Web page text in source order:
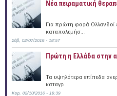
Νέα πειραματική
Για πρώτη φορά Ολλανδοί
καταπολεμήσ...
Σάβ, 02/07/2016 - 18:57
Πρώτη η Ελλάδα στην
Τα υψηλότερα επίπεδα
καταγρ...
Κυρ, 02/10/2016 - 19:39